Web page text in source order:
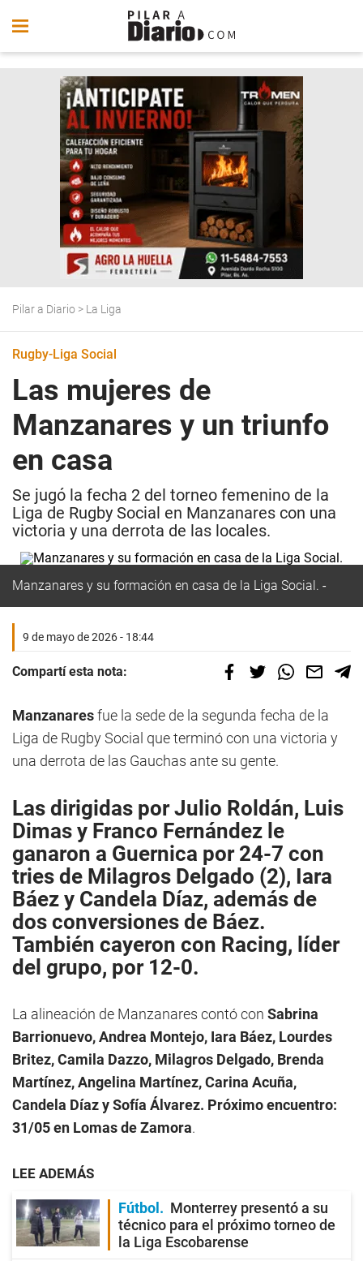
Pilar a Diario > La Liga
Rugby-Liga Social
Las mujeres de
Manzanares y un triunfo
en casa
Se jugó la fecha 2 del torneo femenino de la
Liga de Rugby Social en Manzanares con una
victoria y una derrota de las locales.
Manzanares y su formación en casa de la Liga Social.
9 de mayo de 2026 - 18:44
Compartí esta nota:
Manzanaresfue la sede de la segunda fecha de la
Liga de Rugby Social que terminó con una victoria y
una derrota de las Gauchas ante su gente.
Las dirigidas porJulio Roldán, Luis
Dimas y Franco Fernández le
ganaron a Guernica por 24-7 con
tries de Milagros Delgado (2), Iara
Báez y Candela Díaz, además de
dos conversiones de Báez.
También cayeron con Racing, líder
del grupo, por 12-0.
La alineación de Manzanares contó con Sabrina
Barrionuevo, Andrea Montejo, Iara Báez, Lourdes
Britez, Camila Dazzo, Milagros Delgado, Brenda
Martínez, Angelina Martínez, Carina Acuña,
Candela Díaz y Sofía Álvarez. Próximo encuentro:
31/05 en Lomas de Zamora.
LEE ADEMÁS
Fútbol
Monterrey presentó a su
técnico para el próximo torneo de
la Liga Escobarense